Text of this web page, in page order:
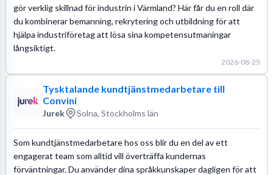
gör verklig skillnad för industrin i Värmland? Här får du en roll där
du kombinerar bemanning, rekrytering och utbildning för att
hjälpa industriföretag att lösa sina kompetensutmaningar
långsiktigt.
2026-08-25
Tysktalande kundtjänstmedarbetare till
Convini
Jurek Solna, Stockholms län
Som kundtjänstmedarbetare hos oss blir du en del av ett
engagerat team som alltid vill överträffa kundernas
förväntningar. Du använder dina språkkunskaper dagligen för att